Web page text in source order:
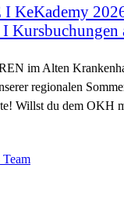
KeKademy
Kursbuchungen
im Alten
regionalen
Willst du dem OKH